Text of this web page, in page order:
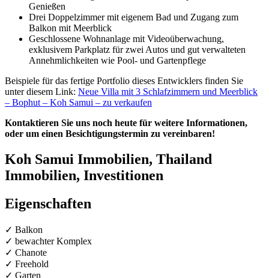
Genießen
Drei Doppelzimmer mit eigenem Bad und Zugang zum
Balkon mit Meerblick
Geschlossene Wohnanlage mit Videoüberwachung,
exklusivem Parkplatz für zwei Autos und gut verwalteten
Annehmlichkeiten wie Pool- und Gartenpflege
Beispiele für das fertige Portfolio dieses Entwicklers finden Sie
unter diesem Link: Neue Villa mit 3 Schlafzimmern und Meerblick
– Bophut – Koh Samui – zu verkaufen
Kontaktieren Sie uns noch heute für weitere Informationen,
oder um einen Besichtigungstermin zu vereinbaren!
Koh Samui Immobilien, Thailand
Immobilien, Investitionen
Eigenschaften
✓ Balkon
✓ bewachter Komplex
✓ Chanote
✓ Freehold
✓ Garten